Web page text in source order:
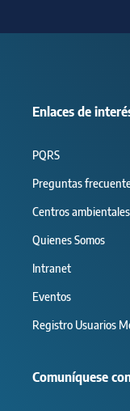
Enlaces de
PQRS
Preguntas
Centros ambientales
Quienes Somos
Intranet
Eventos
Registro Usuarios
Comuníquese